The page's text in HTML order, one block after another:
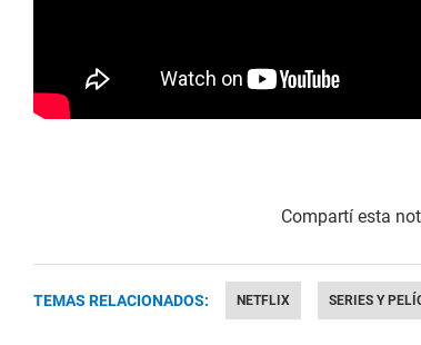
TEMAS RELACIONADOS: NETFLIX SERIES Y